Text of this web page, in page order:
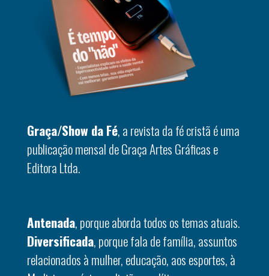
Graça/Show da Fé, a revista da fé cristã é uma
publicação mensal de Graça Artes Gráficas e
Editora Ltda.
Antenada, porque aborda todos os temas atuais.
Diversificada, porque fala de família, assuntos
relacionados à mulher, educação, aos esportes, à